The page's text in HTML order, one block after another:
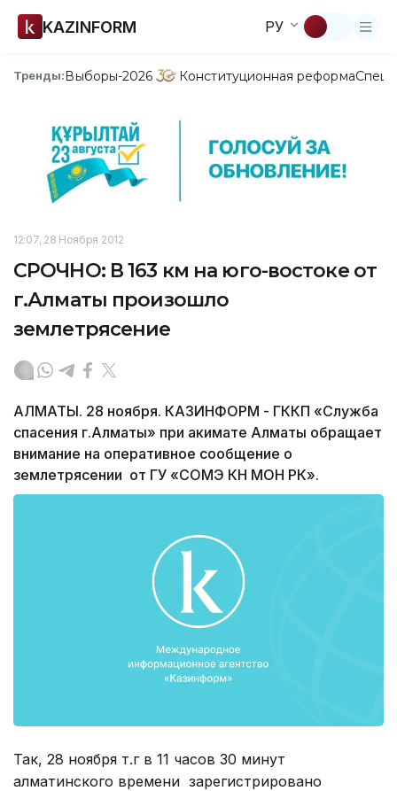
KAZINFORM РУ
Тренды:Выборы-2026 Конституционная реформа
12:07, 28 Ноября 2012
СРОЧНО: В 163 км на юго-востоке от
г.Алматы произошло
землетрясение
АЛМАТЫ. 28 ноября. КАЗИНФОРМ - ГККП «Служба
спасения г.Алматы» при акимате Алматы обращает
внимание на оперативное сообщение о
землетрясении от ГУ «СОМЭ КН МОН РК».
Так, 28 ноября т.г в 11 часов 30 минут
алматинского времени зарегистрировано